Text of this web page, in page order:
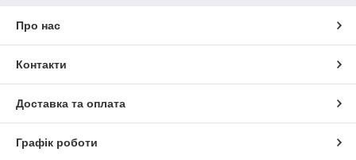
Про нас
Контакти
Доставка та оплата
Графік роботи